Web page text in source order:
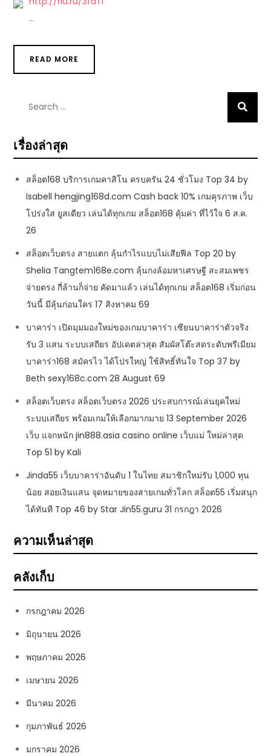
…
READ MORE
เรื่องล่าสุด
สล็อต168 บริการเกมคาสิโน ครบครัน 24 ชั่วโมง Top 34 by
Isabell hengjing168d.com Cash back 10% เกมคุรภาพ เว็บ
โปร่งใส ยูสเดียว เล่นได้ทุกเกม สล็อต168 คุ้มค่า ที่ไว้ใจ 6 ส.ค.
26
สล็อตเว็บตรง สายแตก ลุ้นกำไรแบบไม่เสียฟีล Top 20 by
Shelia Tangtem168e.com ลุ้นกงล้อมหาเศรษฐี สะสมเพชร
จ่ายตรง กี่ล้านก็จ่าย คัดมาแล้ว เล่นได้ทุกเกม สล็อต168 เริ่มก่อน
วันนี้ มีลุ้นก่อนใคร 17 สิงหาคม 69
บาคาร่า เปิดมุมมองใหม่ของเกมบาคาร่า เซียนบาคาร่าตัวจริง
รับ 3 แสน ระบบเสถียร อัปเดตล่าสุด สัมผัสโต๊ะสดระดับพรีเมียม
บาคาร่า168 สมัครไว ได้โปรใหญ่ ใช้สิทธิ์ทันใจ Top 37 by
Beth sexy168c.com 28 August 69
สล็อตเว็บตรง สล็อตเว็บตรง 2026 ประสบการณ์เล่นยุคใหม่
ระบบเสถียร พร้อมเกมให้เลือกมากมาย 13 September 2026
เว็บ แจกหนัก jin888.asia casino online เว็บแม่ ใหม่ล่าสุด
Top 51 by Kali
Jinda55 เว็บบาคาร่าอันดับ 1 ในไทย สมาชิกใหม่รับ 1,000 ทุน
น้อย สอยเงินแสน จุดหมายของสายเกมทั่วโลก สล็อต55 เริ่มสนุก
ได้ทันที Top 46 by Star Jin55.guru 31 กรกฎา 2026
ความเห็นล่าสุด
คลังเก็บ
กรกฎาคม 2026
มิถุนายน 2026
พฤษภาคม 2026
เมษายน 2026
มีนาคม 2026
กุมภาพันธ์ 2026
มกราคม 2026